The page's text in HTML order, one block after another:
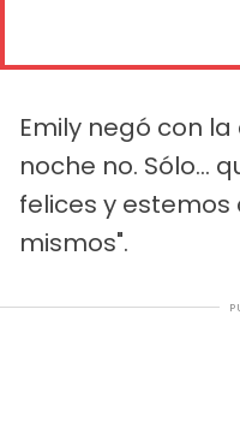
Emily negó con la
noche no. Sólo...
felices y
mismos".